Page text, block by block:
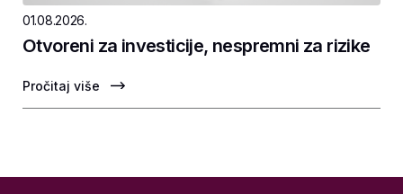
01.08.2026.
Otvoreni za investicije, nespremni za rizike
Pročitaj više